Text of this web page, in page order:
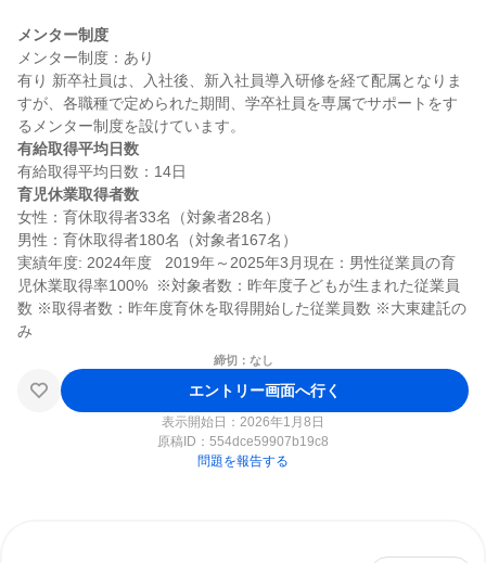
メンター制度
メンター制度：あり
有り 新卒社員は、入社後、新入社員導入研修を経て配属となりま
すが、各職種で定められた期間、学卒社員を専属でサポートをす
有給取得平均日数
育児休業取得者数
女性：育休取得者33名（対象者28名）
男性：育休取得者180名（対象者167名）
実績年度: 2024年度   2019年～2025年3月現在：男性従業員の育
児休業取得率100%  ※対象者数：昨年度子どもが生まれた従業員
数 ※取得者数：昨年度育休を取得開始した従業員数 ※大東建託の
締切：なし
エントリー画面へ行く
表示開始日：2026年1月8日
原稿ID： 554dce59907b19c8
問題を報告する